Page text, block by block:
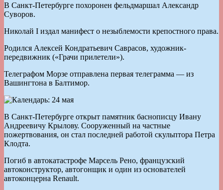
В Санкт-Петербурге похоронен фельдмаршал Александр
Суворов.
Николай I издал манифест о незыблемости крепостного права.
Родился Алексей Кондратьевич Саврасов, художник-
передвижник («Грачи прилетели»).
Телеграфом Морзе отправлена первая телеграмма — из
Вашингтона в Балтимор.
В Санкт-Петербурге открыт памятник баснописцу Ивану
Андреевичу Крылову. Сооруженный на частные
пожертвования, он стал последней работой скульптора Петра
Клодта.
Погиб в автокатастрофе Марсель Рено, французский
автоконструктор, автогонщик и один из основателей
автоконцерна Renault.